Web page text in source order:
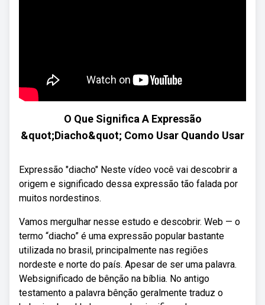
O Que Significa A Expressão
&quot;Diacho&quot; Como Usar Quando Usar
Expressão "diacho" Neste vídeo você vai descobrir a
origem e significado dessa expressão tão falada por
muitos nordestinos.
Vamos mergulhar nesse estudo e descobrir. Web — o
termo “diacho” é uma expressão popular bastante
utilizada no brasil, principalmente nas regiões
nordeste e norte do país. Apesar de ser uma palavra.
Websignificado de bênção na bíblia. No antigo
testamento a palavra bênção geralmente traduz o